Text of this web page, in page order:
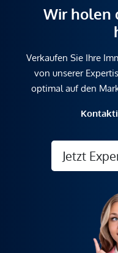
Wir holen
Verkaufen Sie Ihre
von unserer
optimal auf den
Jetzt